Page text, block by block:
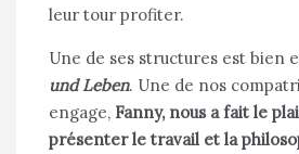
leur tour profiter.
Une de ses structures est bien
und Leben. Une de nos
engage, Fanny, nous a fait le
présenter le travail et la